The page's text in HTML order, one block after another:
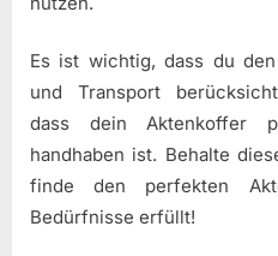
Es ist wichtig, dass du
und Transport
dass dein Aktenkoffer
handhaben ist. Behalte
finde den perfekten
Bedürfnisse erfüllt!